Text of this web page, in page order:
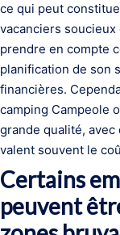
ce qui peut
vacanciers
prendre en compte
planification de son
financières.
camping Campeole
grande qualité,
valent souvent le
Certains
peuvent